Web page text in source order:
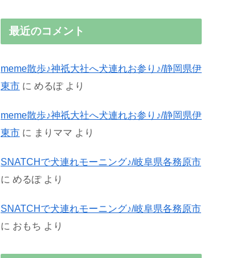
最近のコメント
meme散歩♪神祇大社へ犬連れお参り♪/静岡県伊
東市 に めるぽより
meme散歩♪神祇大社へ犬連れお参り♪/静岡県伊
東市 に まりママ より
SNATCHで犬連れモーニング♪/岐阜県各務原市
に めるぽより
SNATCHで犬連れモーニング♪/岐阜県各務原市
に おもち より